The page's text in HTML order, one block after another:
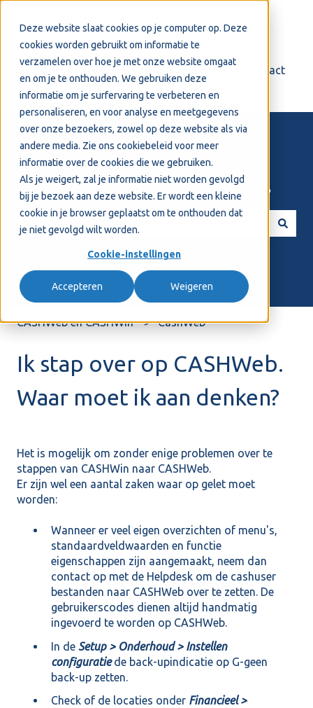
Deze website slaat cookies op je computer op. Deze
cookies worden gebruikt om informatie te
verzamelen over hoe je met onze website omgaat
en om je te onthouden. We gebruiken deze
informatie om je surfervaring te verbeteren en
personaliseren, en voor analyse en meetgegevens
over onze bezoekers, zowel op deze website als via
andere media. Zie ons cookiebeleid voor meer
informatie over de cookies die we gebruiken.
Als je weigert, zal je informatie niet worden gevolgd
bij je bezoek aan deze website. Er wordt een kleine
cookie in je browser geplaatst om te onthouden dat
je niet gevolgd wilt worden.
Cookie-instellingen
Accepteren Weigeren
Support Contact
Welkom! Hoe kunnen we je helpen?
CASHWeb en CASHWin CashWeb
Ik stap over op CASHWeb.
Waar moet ik aan denken?
Het is mogelijk om zonder enige problemen over te
stappen van CASHWin naar CASHWeb.
Er zijn wel een aantal zaken waar op gelet moet
worden:
Wanneer er veel eigen overzichten of menu's,
standaardveldwaarden en functie
eigenschappen zijn aangemaakt, neem dan
contact op met de Helpdesk om de cashuser
bestanden naar CASHWeb over te zetten. De
gebruikerscodes dienen altijd handmatig
ingevoerd te worden op CASHWeb.
In de Setup > Onderhoud > Instellen
configuratiede back-upindicatie op G-geen
back-up zetten.
Check of de locaties onder Financieel >